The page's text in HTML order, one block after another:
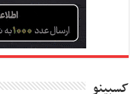
کسبینو